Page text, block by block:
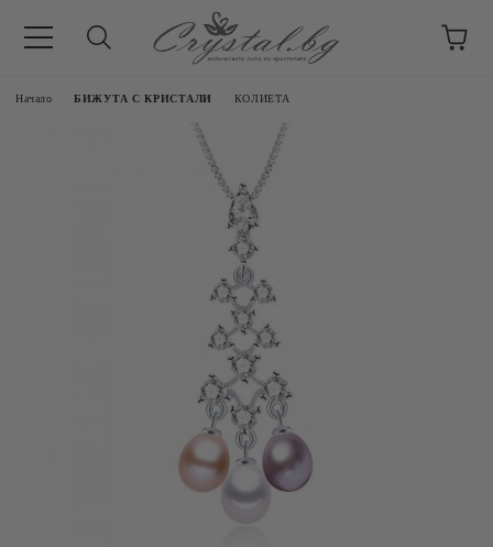
Начало БИЖУТА С КРИСТАЛИ КОЛИЕТА